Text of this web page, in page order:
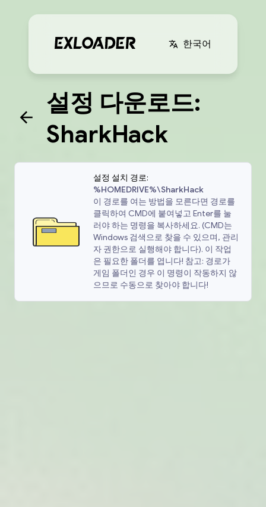
한국어
설정 다운로드:
SharkHack
설정 설치 경로:
%HOMEDRIVE%\SharkHack
이 경로를 여는 방법을 모른다면 경로를
클릭하여 CMD에 붙여넣고 Enter를 눌
러야 하는 명령을 복사하세요. (CMD는
Windows 검색으로 찾을 수 있으며, 관리
자 권한으로 실행해야 합니다). 이 작업
은 필요한 폴더를 엽니다! 참고: 경로가
게임 폴더인 경우 이 명령이 작동하지 않
으므로 수동으로 찾아야 합니다!